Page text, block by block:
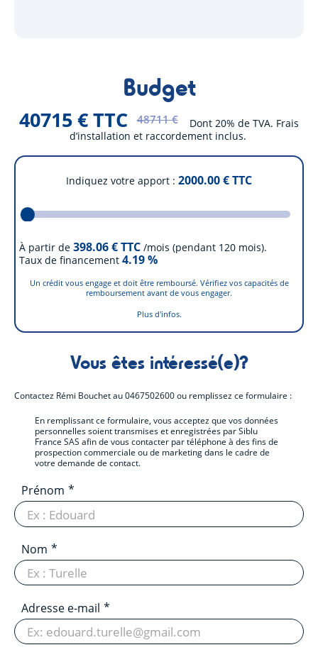
Budget
40715 € TTC 48711 €
Dont 20% de TVA. Frais
d’installation et raccordement inclus.
Indiquez votre apport 2000.00€ TTC
À partir de 398.06€ TTC /mois (pendant 120 mois).
Taux de financement 4.19%
Un crédit vous engage et doit être remboursé. Vérifiez vos capacités de
remboursement avant de vous engager.
Plus d'infos.
Vous êtes intéressé(e)?
Contactez Rémi Bouchetau0467502600ou remplissez ce formulaire :
En remplissant ce formulaire, vous acceptez que vos données
personnelles soient transmises et enregistrées par Siblu
France SAS afin de vous contacter par téléphone à des fins de
prospection commerciale ou de marketing dans le cadre de
votre demande de contact.
Prénom
Nom
Adresse e-mail